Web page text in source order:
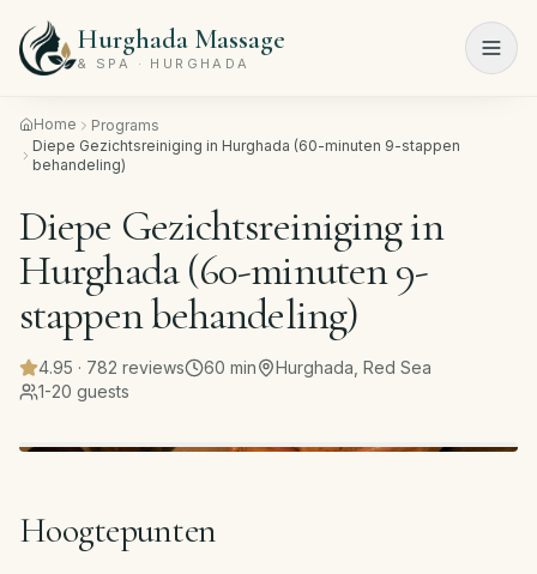
Hurghada Massage
& SPA · HURGHADA
Menu
Home
programma's
Schoonheidssalon
Prijslijst
Over
Home
Programs
Diepe Gezichtsreiniging in Hurghada (60-minuten 9-stappen
behandeling)
Diepe Gezichtsreiniging in
Hurghada (60-minuten 9-
stappen behandeling)
4.95 · 782 reviews 60 min
Hurghada, Red Sea
1-20 guests
Hoogtepunten